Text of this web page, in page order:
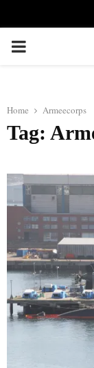
PRIMARY
Home Armeecorps
Tag: